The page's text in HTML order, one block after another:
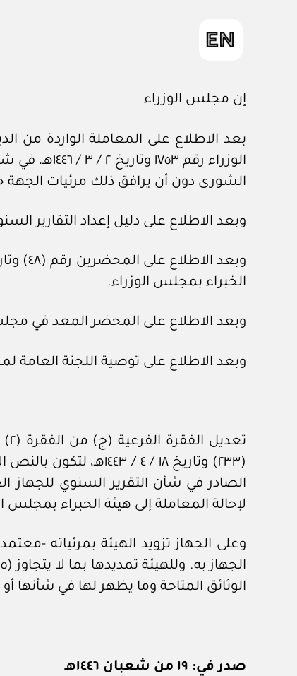
إن مجلس الوزراء
الوزراء
الشورى دون أن يرافق ذلك مرئيات الجهة
وبعد الاطلاع على دليل إعداد التقارير السنوية
الخبراء بمجلس الوزراء.
وبعد الاطلاع على المحضر المعد في مجلس الشؤون
وبعد الاطلاع على توصية اللجنة العامة لمجلس الوزراء رقم
(٢٣٣) وتاريخ ١٨ / ‏٤‏ /
الصادر في شأن التقرير السنوي للجهاز
لإحالة المعاملة إلى هيئة الخبراء
الوثائق المتاحة وما يظهر لها في شأنها
صدر في: ١٩ من شعبان ١٤٤٦هـ